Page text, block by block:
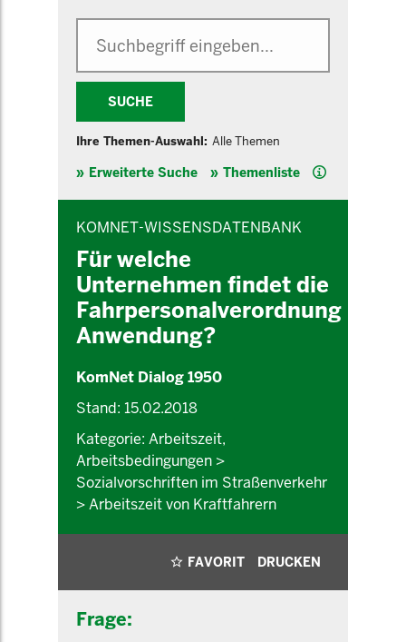
SUCHE
Ihre Themen-Auswahl: Alle Themen
Erweiterte Suche Themenliste Hilfe
KOMNET-WISSENSDATENBANK
Für welche
Unternehmen findet die
Fahrpersonalverordnung
Anwendung?
KomNet Dialog 1950
Stand: 15.02.2018
Kategorie: Arbeitszeit,
Arbeitsbedingungen >
Sozialvorschriften im Straßenverkehr
> Arbeitszeit von Kraftfahrern
FAVORIT DRUCKEN
Frage: